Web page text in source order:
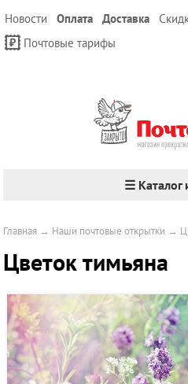
Новости Оплата Доставка
Почтовые тарифы
☰ Каталог
Главная → Наши почтовые открытки →
Цветок тимьяна